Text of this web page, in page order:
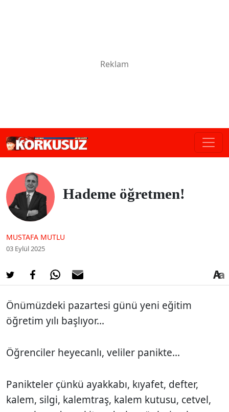
Hademe öğretmen!
MUSTAFA MUTLU
03 Eylül 2025
Önümüzdeki pazartesi günü yeni eğitim
öğretim yılı başlıyor...
Öğrenciler heyecanlı, veliler panikte...
Panikteler çünkü ayakkabı, kıyafet, defter,
kalem, silgi, kalemtraş, kalem kutusu, cetvel,